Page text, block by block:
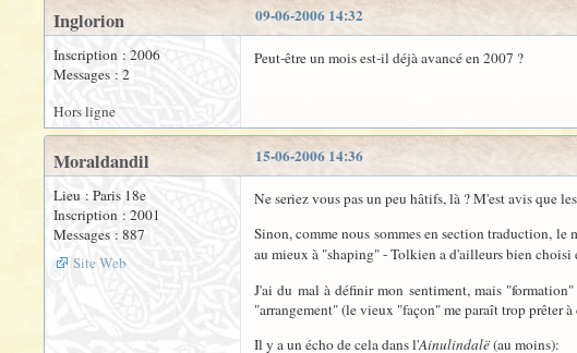
09-06-2006 14:32
Inglorion
Inscription : 2006
Messages : 2
Peut-être un mois est-il déjà avancé en 2007 ?
Hors ligne
15-06-2006 14:36
Moraldandil
Lieu : Paris 18e
Inscription : 2001
Messages : 887
Site Web
Ne seriez vous pas un peu hâtifs, là ? M'est avis que
Sinon, comme nous sommes en section traduction, le
au mieux à "shaping" - Tolkien a d'ailleurs bien choisi
J'ai du mal à définir mon sentiment, mais
"arrangement" (le vieux "façon" me paraît trop prêter
Il y a un écho de cela dans l'Ainulindalë(au moins):